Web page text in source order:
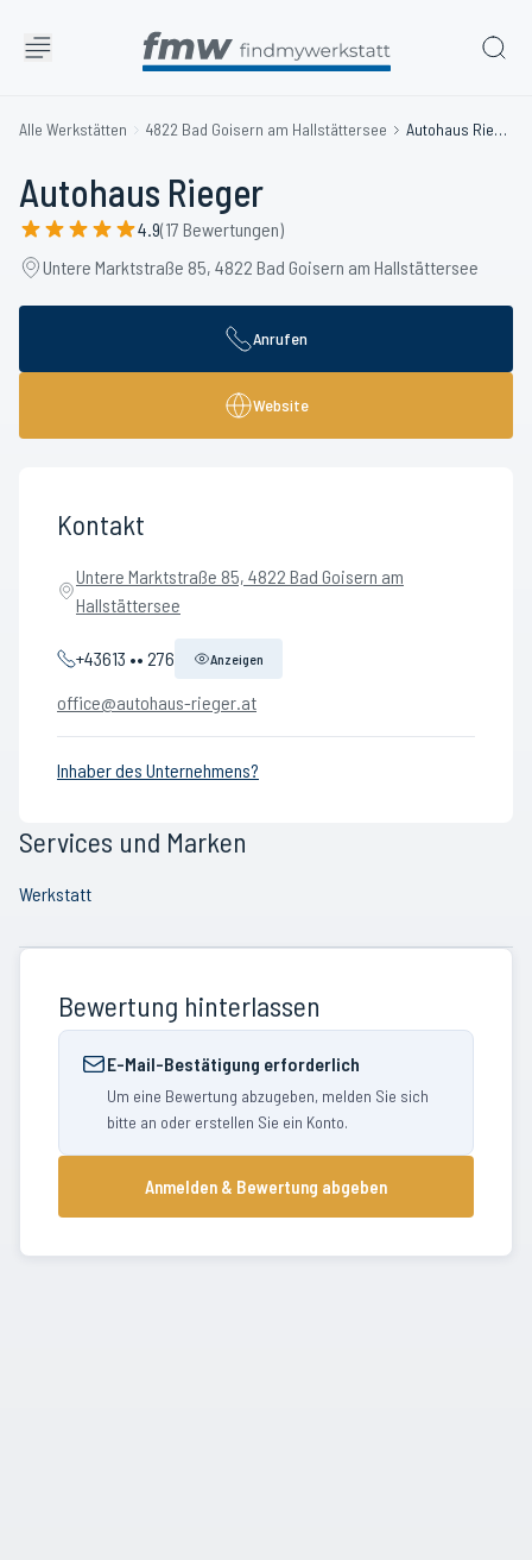
Alle Werkstätten 4822 Bad Goisern am Hallstättersee Autohaus Rieger
Autohaus Rieger
4.9(17 Bewertungen)
Untere Marktstraße 85, 4822 Bad Goisern am Hallstättersee
Anrufen
Website
Kontakt
Untere Marktstraße 85, 4822 Bad Goisern am
Hallstättersee
+43613 •• 276 Anzeigen
office@autohaus-rieger.at
Inhaber des Unternehmens?
Services und Marken
Werkstatt
Bewertung hinterlassen
E-Mail-Bestätigung erforderlich
Um eine Bewertung abzugeben, melden Sie sich
bitte an oder erstellen Sie ein Konto.
Anmelden & Bewertung abgeben